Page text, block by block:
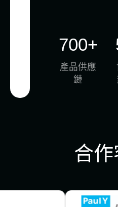
700+
產品供應
鏈
合作